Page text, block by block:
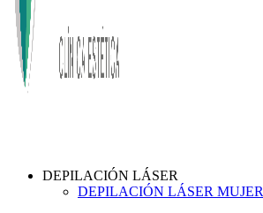
DEPILACIÓN LÁSER
DEPILACIÓN LÁSER MUJER